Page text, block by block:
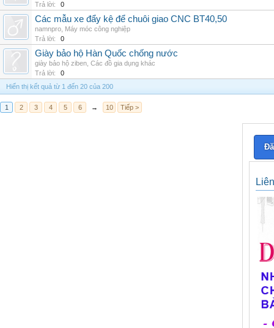
Trả lời:
0
Các mẫu xe đẩy kệ để chuôi giao CNC BT40,50
namnpro Máy móc công nghiệp
Trả lời:
0
Giày bảo hộ Hàn Quốc chống nước
giày bảo hộ ziben Các đồ gia dụng khác
Trả lời:
0
Hiển thị kết quả từ 1 đến 20 của 200
1 2 3 4 5 6 → 10 Tiếp >